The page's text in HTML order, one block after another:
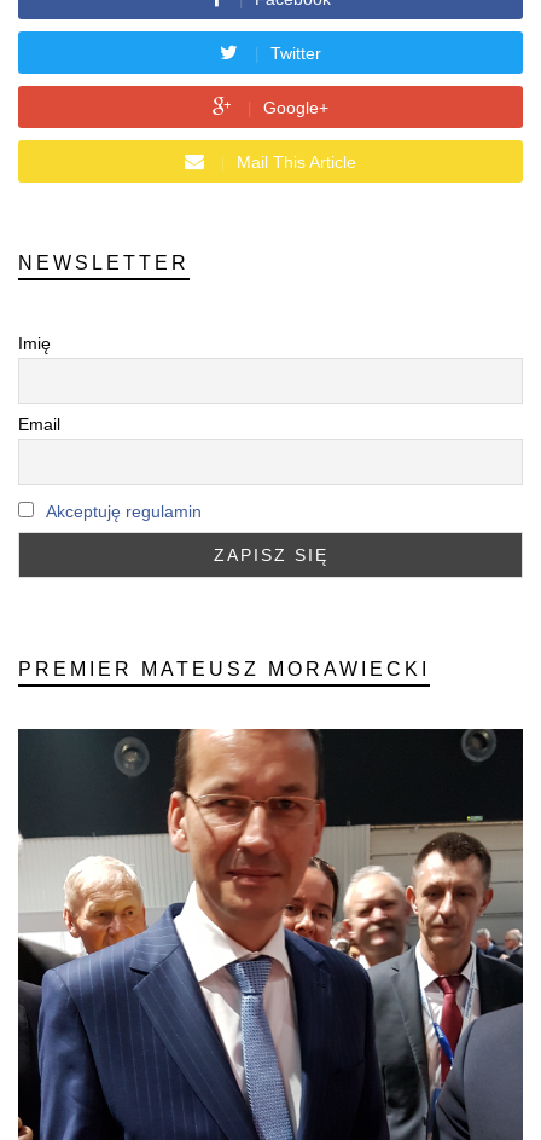
Twitter
Google+
Mail This Article
NEWSLETTER
Imię
Email
Akceptuję regulamin
PREMIER MATEUSZ MORAWIECKI